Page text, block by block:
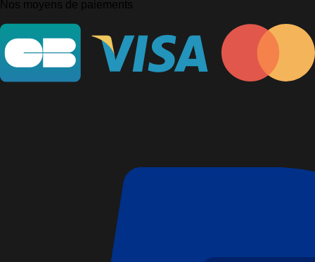
Nos moyens de paiements